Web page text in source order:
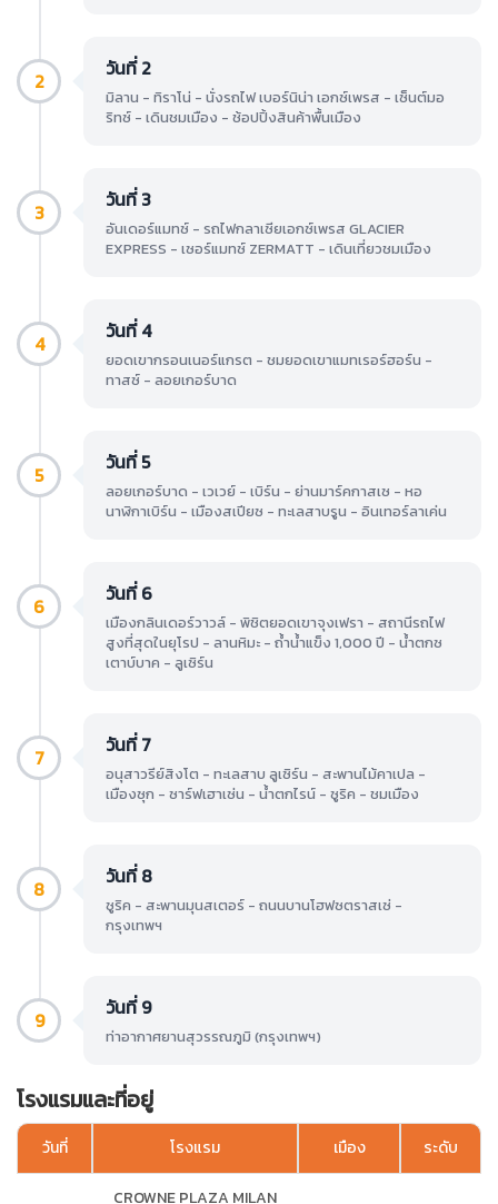
2 วันที่ 2
มิลาน - ทิราโน่ - นั่งรถไฟ เบอร์นิน่า เอกซ์เพรส - เซ็นต์มอ
ริทซ์ - เดินชมเมือง - ช้อปปิ้งสินค้าพื้นเมือง
3 วันที่ 3
อันเดอร์แมทซ์ - รถไฟกลาเซียเอกซ์เพรส GLACIER
EXPRESS - เซอร์แมทซ์ ZERMATT - เดินเที่ยวชมเมือง
4 วันที่ 4
ยอดเขากรอนเนอร์แกรต - ชมยอดเขาแมทเรอร์ฮอร์น -
ทาสซ์ - ลอยเกอร์บาด
5 วันที่ 5
ลอยเกอร์บาด - เวเวย์ - เบิร์น - ย่านมาร์คกาสเซ - หอ
นาฬิกาเบิร์น - เมืองสเปียซ - ทะเลสาบรูน - อินเทอร์ลาเค่น
6 วันที่ 6
เมืองกลินเดอร์วาวล์ - พิชิตยอดเขาจุงเฟรา - สถานีรถไฟ
สูงที่สุดในยุโรป - ลานหิมะ - ถ้ำน้ำแข็ง 1,000 ปี - น้ำตกซ
เตาบ์บาค - ลูเซิร์น
7 วันที่ 7
อนุสาวรีย์สิงโต - ทะเลสาบ ลูเซิร์น - สะพานไม้คาเปล -
เมืองซุก - ซาร์ฟเฮาเซ่น - น้ำตกไรน์ - ซูริค - ชมเมือง
8 วันที่ 8
ซูริค - สะพานมุนสเตอร์ - ถนนบานโฮฟซตราสเซ่ -
กรุงเทพฯ
9 วันที่ 9
ท่าอากาศยานสุวรรณภูมิ (กรุงเทพฯ)
โรงแรมและที่อยู่
วันที่ โรงแรม เมือง ระดับ
CROWNE PLAZA MILAN